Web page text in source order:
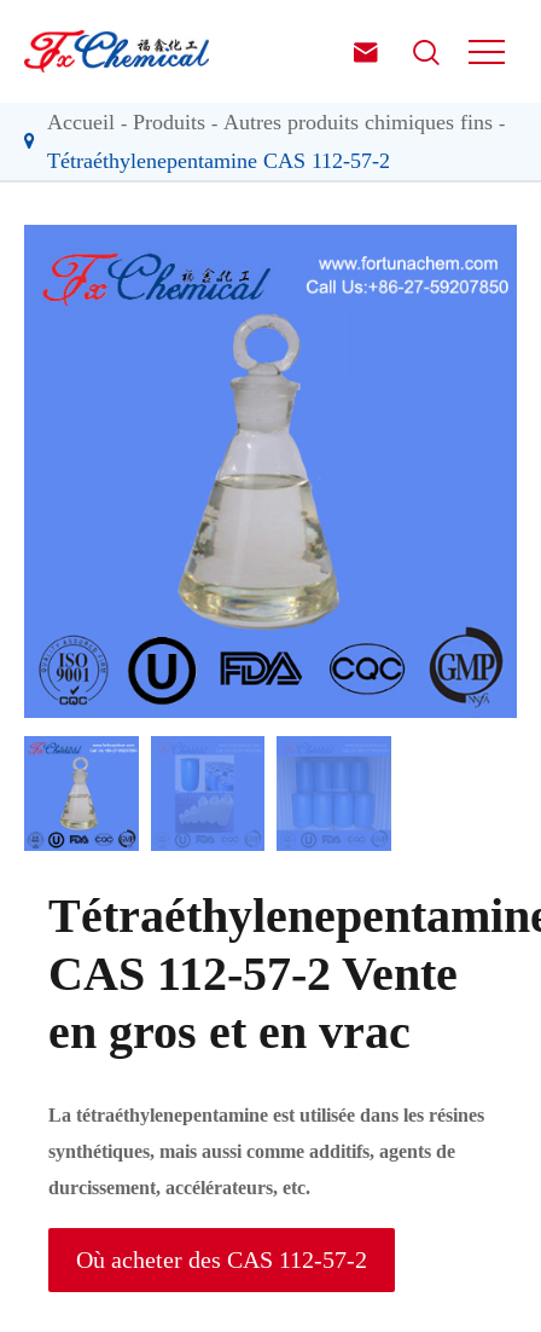
 
Accueil Produits
Autres produits chimiques fins
Tétraéthylenepentamine CAS 112-57-2
CAS 112-57-2 Vente
en gros et en vrac
La tétraéthylenepentamine est utilisée dans les résines
synthétiques, mais aussi comme additifs, agents de
durcissement, accélérateurs, etc.
Où acheter des CAS 112-57-2